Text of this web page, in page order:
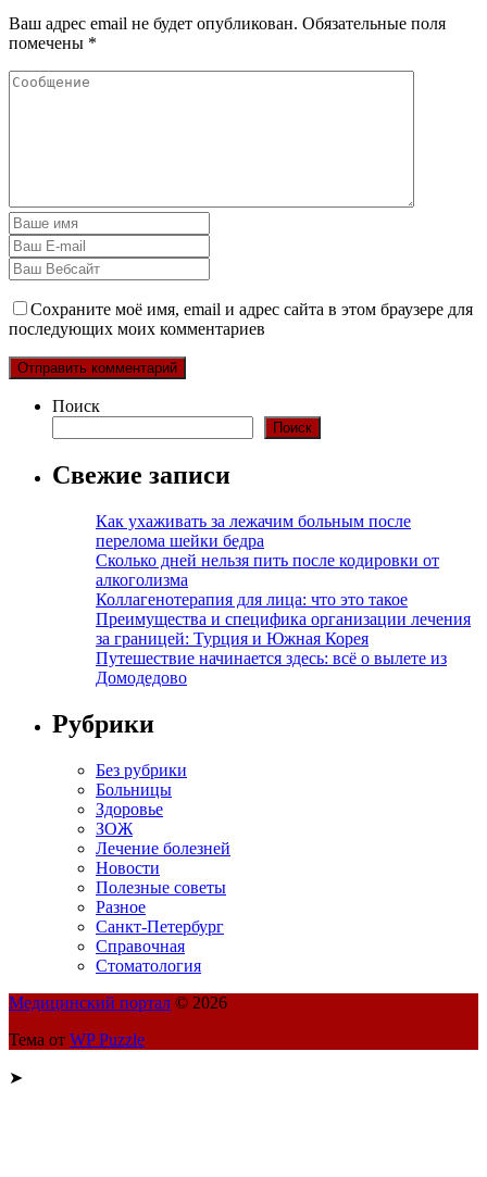
Ваш адрес email не будет опубликован. Обязательные поля
помечены *
Сохраните моё имя, email и адрес сайта в этом браузере для
последующих моих комментариев
Поиск
Поиск
Свежие записи
Как ухаживать за лежачим больным после
перелома шейки бедра
Сколько дней нельзя пить после кодировки от
алкоголизма
Коллагенотерапия для лица: что это такое
Преимущества и специфика организации лечения
за границей: Турция и Южная Корея
Путешествие начинается здесь: всё о вылете из
Домодедово
Рубрики
Без рубрики
Больницы
Здоровье
ЗОЖ
Лечение болезней
Новости
Полезные советы
Разное
Санкт-Петербург
Справочная
Стоматология
Медицинский портал © 2026
Тема от WP Puzzle
➤